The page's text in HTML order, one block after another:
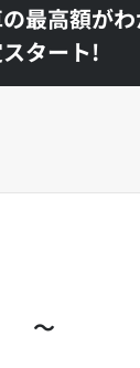
最高額が
タート!
～